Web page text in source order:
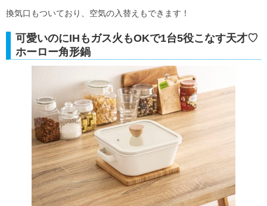
換気口もついており、空気の入替えもできます！
可愛いのにIHもガス火もOKで1台5役こなす天才♡
ホーロー角形鍋